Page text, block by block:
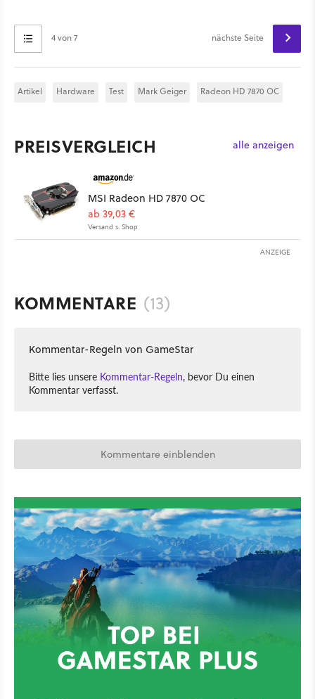
4 von 7 nächste Seite
Artikel Hardware Test Mark Geiger Radeon HD 7870 OC
PREISVERGLEICH alle anzeigen
MSI Radeon HD 7870 OC
ab 39,03 €
Versand s. Shop
ANZEIGE
KOMMENTARE (13)
Kommentar-Regeln von GameStar
Bitte lies unsere Kommentar-Regeln, bevor Du einen
Kommentar verfasst.
Kommentare einblenden